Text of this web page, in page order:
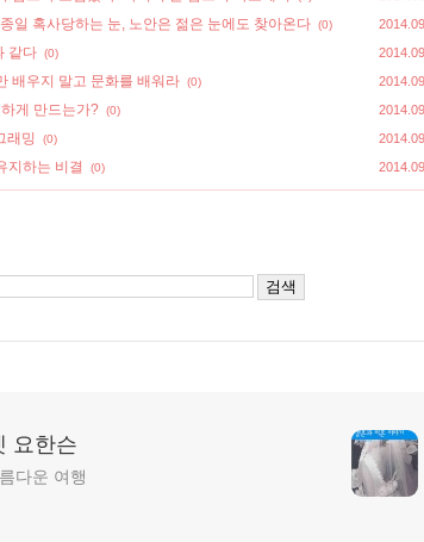
일 혹사당하는 눈, 노안은 젊은 눈에도 찾아온다 (0)
같다 (0)
배우지 말고 문화를 배워라 (0)
게 만드는가? (0)
래밍 (0)
지하는 비결 (0)
요한슨
다운 여행